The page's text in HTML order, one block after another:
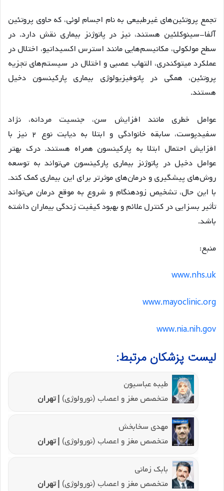
تجمع پروتئین‌های غیرطبیعی به نام اجسام لوئی، که حاوی پروتئین
آلفا-سینوکلئین هستند، نیز در پاتوژنز بیماری نقش دارد. در
سطح مولکولی، مکانیسم‌هایی مانند استرس اکسیداتیو، اختلال در
عملکرد میتوکندری، التهاب عصبی و اختلال در سیستم‌های تجزیه
پروتئین، همگی در پاتوفیزیولوژی بیماری پارکینسون دخیل
هستند.
عوامل خطری مانند افزایش سن، جنسیت مردانه، نژاد
سفیدپوست، سابقه خانوادگی و ابتلا به دیابت نوع ۲ نیز با
افزایش احتمال ابتلا به پارکینسون همراه هستند. درک بهتر
عوامل دخیل در پاتوژنز بیماری پارکینسون می‌تواند به توسعه
روش‌های پیشگیری و درمان‌های موثرتر برای این بیماری کمک کند.
با این حال، تشخیص زودهنگام و شروع به موقع درمان می‌تواند
تأثیر بسزایی در کنترل علائم و بهبود کیفیت زندگی بیماران داشته
باشد.
منبع:
www.nhs.uk
www.mayoclinic.org
www.nia.nih.gov
لیست پزشکان مرتبط:
طیبه عباسیون
متخصص مغز و اعصاب (نورولوژی) | تهران
مهدی سخابخش
متخصص مغز و اعصاب (نورولوژی) | تهران
بابک زمانی
متخصص مغز و اعصاب (نورولوژی) | تهران